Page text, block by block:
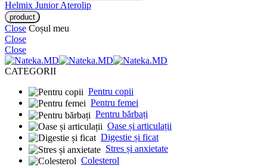
Helmix JuniorAterolip
Close Coșul meu
Close
Close
CATEGORII
Pentru copii
Pentru femei
Pentru bărbați
Oase și articulații
Digestie și ficat
Stres și anxietate
Colesterol